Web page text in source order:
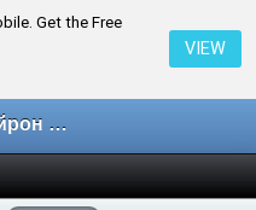
Get the Free
VIEW
Форум Кайрон клана